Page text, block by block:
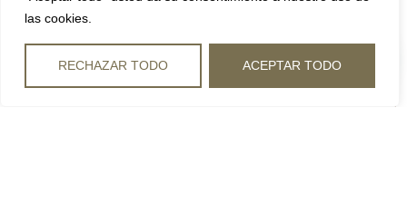
las cookies.
RECHAZAR TODO ACEPTAR TODO